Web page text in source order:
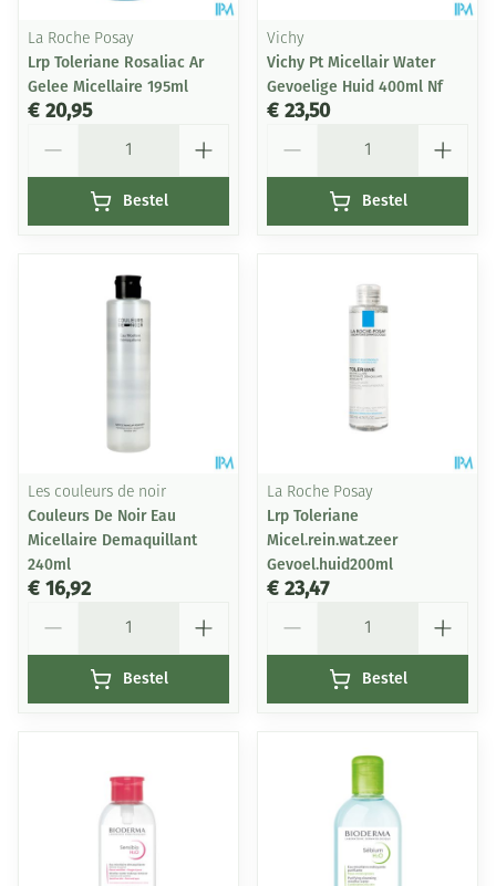
La Roche Posay
Lrp Toleriane Rosaliac Ar
Gelee Micellaire 195ml
€ 20,95
Bestel
Vichy
Vichy Pt Micellair Water
Gevoelige Huid 400ml Nf
€ 23,50
Bestel
Les couleurs de noir
Couleurs De Noir Eau
Micellaire Demaquillant
240ml
€ 16,92
Bestel
La Roche Posay
Lrp Toleriane
Micel.rein.wat.zeer
Gevoel.huid200ml
€ 23,47
Bestel